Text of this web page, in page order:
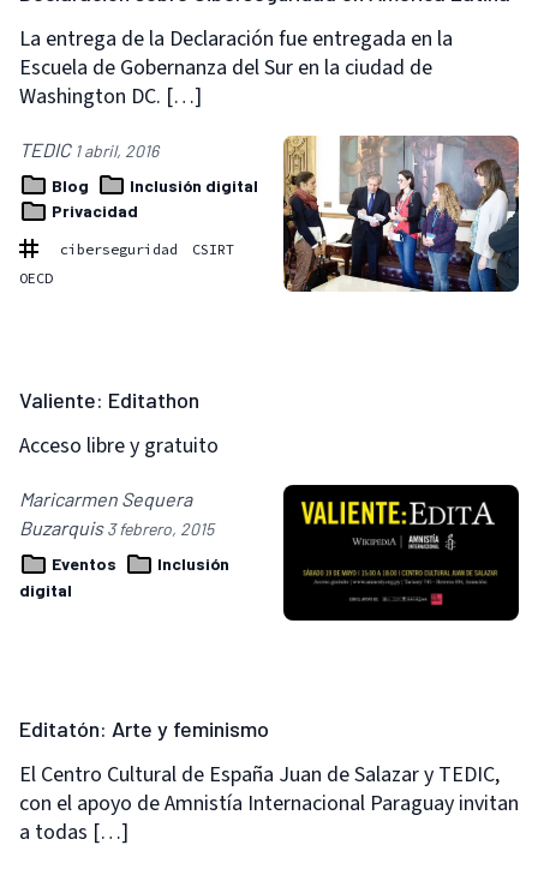
La entrega de la Declaración fue entregada en la
Escuela de Gobernanza del Sur en la ciudad de
Washington DC. […]
TEDIC 1 abril, 2016
Blog
Inclusión digital
Privacidad
ciberseguridad
CSIRT
OECD
Valiente: Editathon
Acceso libre y gratuito
Maricarmen Sequera
Buzarquis3 febrero, 2015
Eventos
Inclusión
digital
Editatón: Arte y feminismo
El Centro Cultural de España Juan de Salazar y TEDIC,
con el apoyo de Amnistía Internacional Paraguay invitan
a todas […]